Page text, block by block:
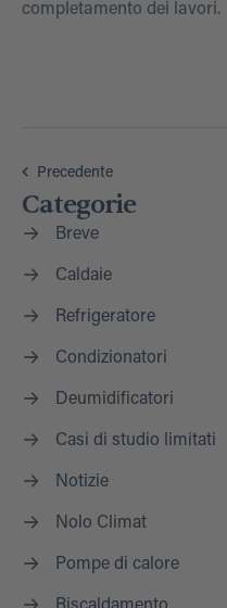
completamento dei lavori.
Precedente
Categorie
Breve
Caldaie
Refrigeratore
Condizionatori
Deumidificatori
Casi di studio limitati
Notizie
Nolo Climat
Pompe di calore